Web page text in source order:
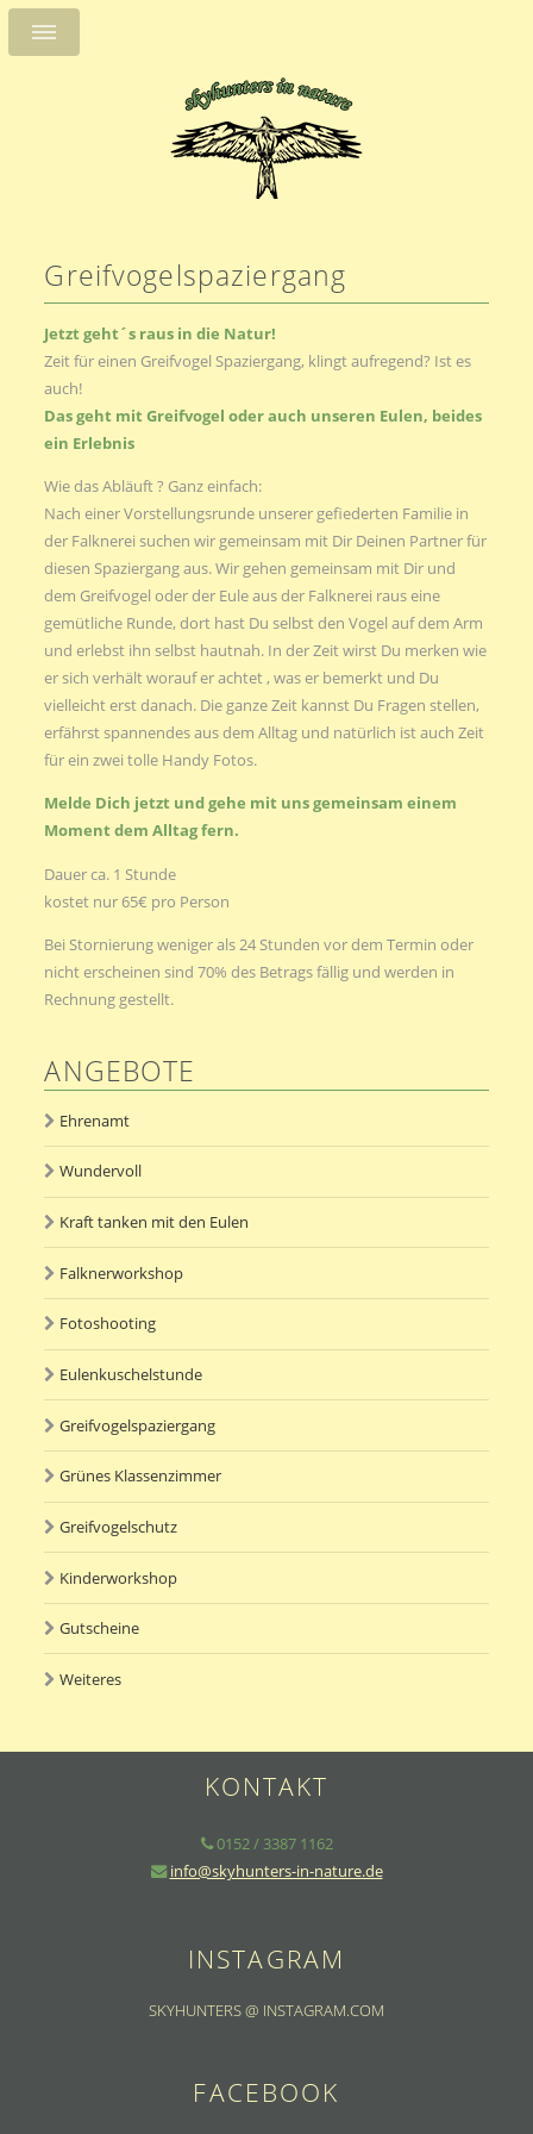
Greifvogelspaziergang
Jetzt geht´s raus in die Natur!
Zeit für einen Greifvogel Spaziergang, klingt aufregend? Ist es
auch!
Das geht mit Greifvogel oder auch unseren Eulen, beides
ein Erlebnis
Wie das Abläuft ? Ganz einfach:
Nach einer Vorstellungsrunde unserer gefiederten Familie in
der Falknerei suchen wir gemeinsam mit Dir Deinen Partner für
diesen Spaziergang aus. Wir gehen gemeinsam mit Dir und
dem Greifvogel oder der Eule aus der Falknerei raus eine
gemütliche Runde, dort hast Du selbst den Vogel auf dem Arm
und erlebst ihn selbst hautnah. In der Zeit wirst Du merken wie
er sich verhält worauf er achtet , was er bemerkt und Du
vielleicht erst danach. Die ganze Zeit kannst Du Fragen stellen,
erfährst spannendes aus dem Alltag und natürlich ist auch Zeit
für ein zwei tolle Handy Fotos.
Melde Dich jetzt und gehe mit uns gemeinsam einem
Moment dem Alltag fern.
Dauer ca. 1 Stunde
kostet nur 65€ pro Person
Bei Stornierung weniger als 24 Stunden vor dem Termin oder
nicht erscheinen sind 70% des Betrags fällig und werden in
Rechnung gestellt.
ANGEBOTE
Ehrenamt
Wundervoll
Kraft tanken mit den Eulen
Falknerworkshop
Fotoshooting
Eulenkuschelstunde
Greifvogelspaziergang
Grünes Klassenzimmer
Greifvogelschutz
Kinderworkshop
Gutscheine
Weiteres
KONTAKT
0152 / 3387 1162
info@skyhunters-in-nature.de
INSTAGRAM
SKYHUNTERS @ INSTAGRAM.COM
FACEBOOK